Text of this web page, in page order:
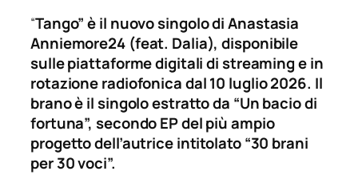
“Tango” è il nuovo singolo di Anastasia
Anniemore24 (feat. Dalia), disponibile
sulle piattaforme digitali di streaming e in
rotazione radiofonica dal 10 luglio 2026. Il
brano è il singolo estratto da “Un bacio di
fortuna”, secondo EP del più ampio
progetto dell’autrice intitolato “30 brani
per 30 voci”.